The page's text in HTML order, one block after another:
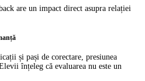
are un impact direct asupra relației
și pași de corectare, presiunea
înțeleg că evaluarea nu este un